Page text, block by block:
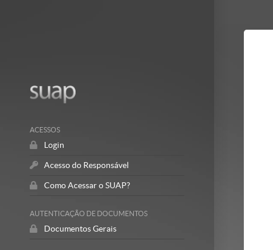
ACESSOS
Login
Acesso do Responsável
Como Acessar o SUAP?
AUTENTICAÇÃO DE DOCUMENTOS
Documentos Gerais